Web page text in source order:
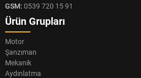
GSM: 0539 720 15 91
Ürün Grupları
Motor
Şanzıman
Mekanik
Aydınlatma